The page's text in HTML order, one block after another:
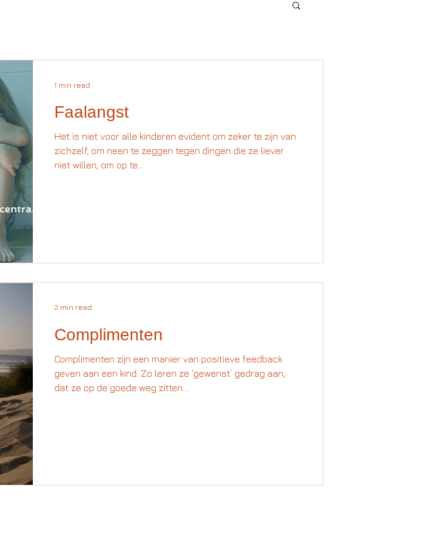
Faalangst
Het is niet voor alle kinderen evident om zeker te zijn van
zichzelf, om neen te zeggen tegen dingen die ze liever
niet willen, om op te...
1 min read
Complimenten
Complimenten zijn een manier van positieve feedback
geven aan een kind. Zo leren ze ‘gewenst’ gedrag aan,
dat ze op de goede weg zitten....
2 min read